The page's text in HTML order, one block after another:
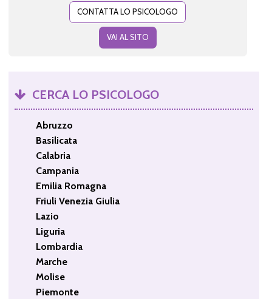
CONTATTA LO PSICOLOGO
VAI AL SITO
CERCA LO PSICOLOGO
Abruzzo
Basilicata
Calabria
Campania
Emilia Romagna
Friuli Venezia Giulia
Lazio
Liguria
Lombardia
Marche
Molise
Piemonte